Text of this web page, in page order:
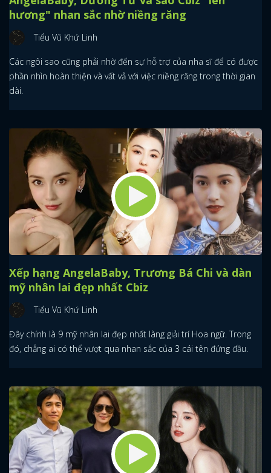
hương" nhan sắc nhờ niềng răng
Tiểu Vũ Khứ Linh
Các ngôi sao cũng phải nhờ đến sự hỗ trợ của nha sĩ để có được
phần nhìn hoàn thiện và vất vả với việc niềng răng trong thời gian
dài.
Xếp hạng AngelaBaby, Trương Bá Chi và dàn
mỹ nhân lai đẹp nhất Cbiz
Tiểu Vũ Khứ Linh
Đây chính là 9 mỹ nhân lai đẹp nhất làng giải trí Hoa ngữ. Trong
đó, chẳng ai có thể vượt qua nhan sắc của 3 cái tên đứng đầu.